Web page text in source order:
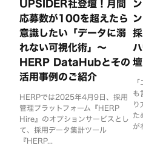
UPSIDER社登壇！月間
応募数が100を超えたら
意識したい「データに溺
れない可視化術」〜
HERP DataHubとその
活用事例のご紹介
HERPでは2025年4月9日、採用
管理プラットフォーム『HERP
Hire』のオプションサービスとし
て、採用データ集計ツール
『HERP...
も
り
た
が